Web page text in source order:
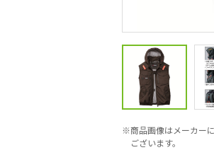
商品画像はメーカー
ございます。